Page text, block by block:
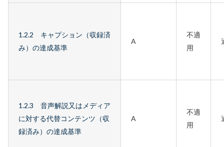
1.2.2 キャプション（収録済
み）の達成基準
A
不適
用
1.2.3 音声解説又はメディア
に対する代替コンテンツ（収
録済み）の達成基準
A
不適
用